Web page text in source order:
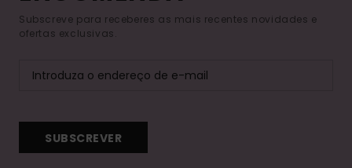
Subscreve para receberes as mais recentes novidades e
ofertas exclusivas.
SUBSCREVER